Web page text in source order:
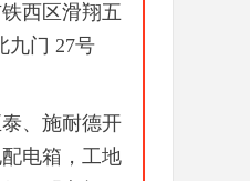
西区滑翔五
九门 27号
、施耐德开
电箱，工地